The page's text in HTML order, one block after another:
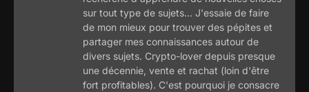
sur tout type de sujets... J'essaie de faire
de mon mieux pour trouver des pépites et
partager mes connaissances autour de
divers sujets. Crypto-lover depuis presque
une décennie, vente et rachat (loin d'être
fort profitables). C'est pourquoi je consacre